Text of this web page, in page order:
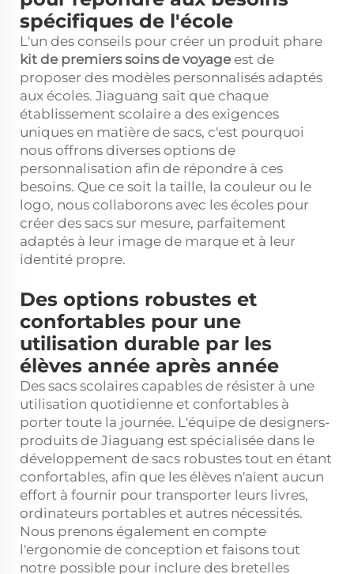
spécifiques de l'école
L'un des conseils pour créer un produit phare
kit de premiers soins de voyage est de
proposer des modèles personnalisés adaptés
aux écoles. Jiaguang sait que chaque
établissement scolaire a des exigences
uniques en matière de sacs, c'est pourquoi
nous offrons diverses options de
personnalisation afin de répondre à ces
besoins. Que ce soit la taille, la couleur ou le
logo, nous collaborons avec les écoles pour
créer des sacs sur mesure, parfaitement
adaptés à leur image de marque et à leur
identité propre.
Des options robustes et
confortables pour une
utilisation durable par les
élèves année après année
Des sacs scolaires capables de résister à une
utilisation quotidienne et confortables à
porter toute la journée. L'équipe de designers-
produits de Jiaguang est spécialisée dans le
développement de sacs robustes tout en étant
confortables, afin que les élèves n'aient aucun
effort à fournir pour transporter leurs livres,
ordinateurs portables et autres nécessités.
Nous prenons également en compte
l'ergonomie de conception et faisons tout
notre possible pour inclure des bretelles